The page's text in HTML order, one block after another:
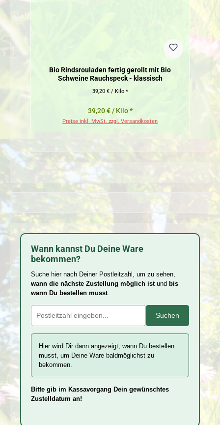
Bio Rindsrouladen fertig gerollt mit Bio
Schweine Rauchspeck - klassisch
39,20 € / Kilo *
39,20 € / Kilo *
Preise inkl. MwSt. zzgl. Versandkosten
Wann kannst Du Deine Ware
bekommen?
Suche hier nach Deiner Postleitzahl, um zu sehen,
wann die nächste Zustellung möglich istund bis
wann Du bestellen musst.
Suchen
Hier wird Dir dann angezeigt, wann Du bestellen
musst, um Deine Ware baldmöglichst zu
bekommen.
Bitte gib im Kassavorgang Dein gewünschtes
Zustelldatum an!